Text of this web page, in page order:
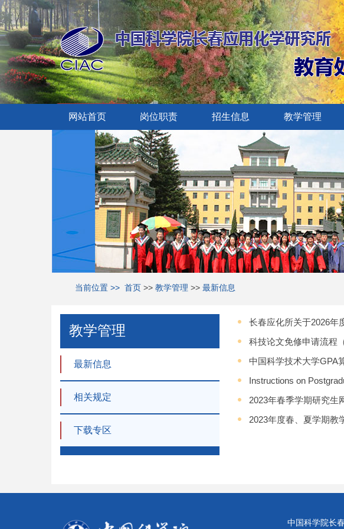
网站首页 岗位职责 招生信息 教学管理
当前位置 >> 首页 >> 教学管理 >> 最新信息
教学管理
最新信息
相关规定
下载专区
长春应化所关于2026年
科技论文免修申请流程（
中国科学技术大学GPA
Instructions on
2023年春季学期研究生
2023年度春、夏学期教
中国科学院长